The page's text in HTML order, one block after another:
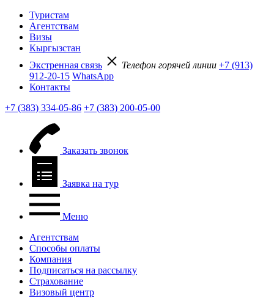
Туристам
Агентствам
Визы
Кыргызстан
Экстренная связь
Телефон горячей линии +7 (913)
912-20-15 WhatsApp
Контакты
+7 (383) 334-05-86 +7 (383) 200-05-00
Заказать звонок
Заявка на тур
Меню
Агентствам
Способы оплаты
Компания
Подписаться на рассылку
Страхование
Визовый центр